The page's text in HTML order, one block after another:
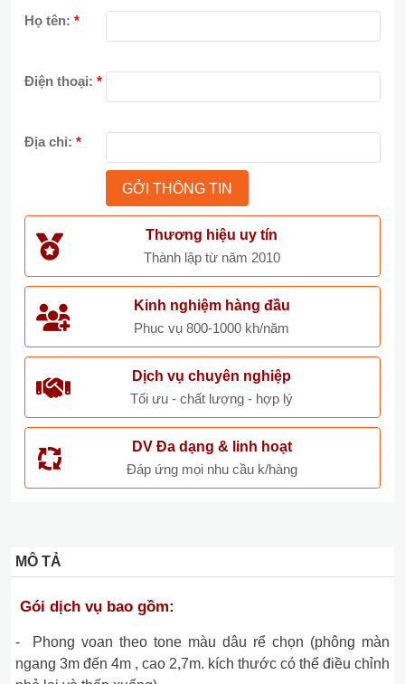
Họ tên: *
Điện thoại: *
Địa chỉ: *
Thương hiệu uy tín
Thành lập từ năm 2010
Kinh nghiệm hàng đầu
Phục vụ 800-1000 kh/năm
Dịch vụ chuyên nghiệp
Tối ưu - chất lượng - hợp lý
DV Đa dạng & linh hoạt
Đáp ứng mọi nhu cầu k/hàng
MÔ TẢ
Gói dịch vụ bao gồm:
- Phong voan theo tone màu dâu rể chọn (phông màn
ngang 3m đến 4m , cao 2,7m. kích thước có thể điều chỉnh